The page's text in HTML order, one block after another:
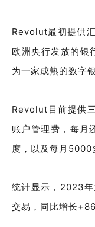
Revolut最初提供
欧洲央行发放的银
为一家成熟的数字银
Revolut目前提供
账户管理费，每月
度，以及每月5000
统计显示，2023
交易，同比增长